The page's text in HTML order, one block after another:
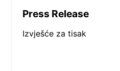
Press Release
Izvješće za tisak